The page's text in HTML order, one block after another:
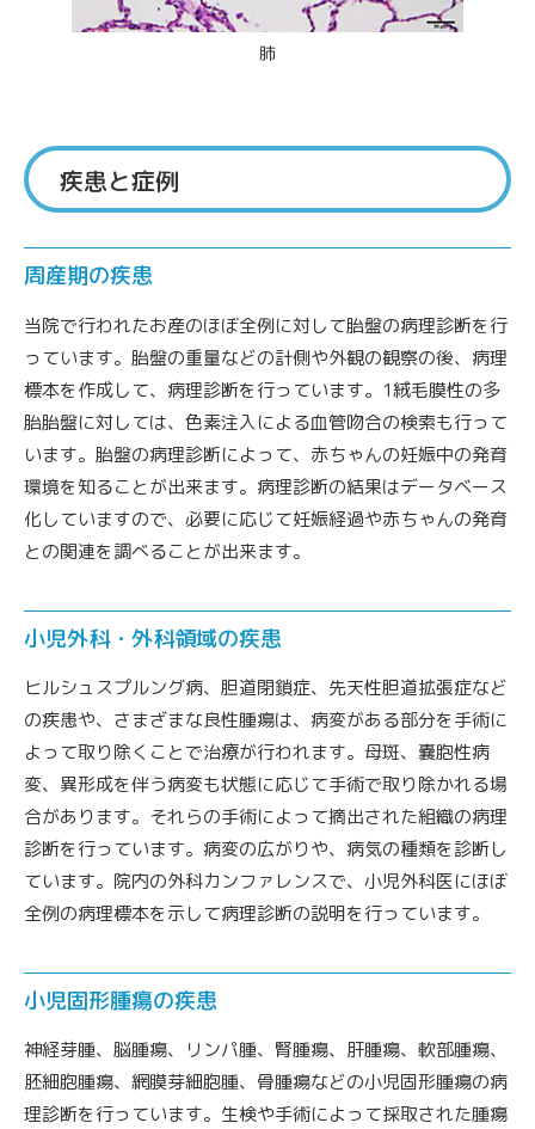
肺
疾患と症例
周産期の疾患
当院で行われたお産のほぼ全例に対して胎盤の病理診断を行
っています。胎盤の重量などの計側や外観の観察の後、病理
標本を作成して、病理診断を行っています。1絨毛膜性の多
胎胎盤に対しては、色素注入による血管吻合の検索も行って
います。胎盤の病理診断によって、赤ちゃんの妊娠中の発育
環境を知ることが出来ます。病理診断の結果はデータベース
化していますので、必要に応じて妊娠経過や赤ちゃんの発育
との関連を調べることが出来ます。
小児外科・外科領域の疾患
ヒルシュスプルング病、胆道閉鎖症、先天性胆道拡張症など
の疾患や、さまざまな良性腫瘍は、病変がある部分を手術に
よって取り除くことで治療が行われます。母斑、嚢胞性病
変、異形成を伴う病変も状態に応じて手術で取り除かれる場
合があります。それらの手術によって摘出された組織の病理
診断を行っています。病変の広がりや、病気の種類を診断し
ています。院内の外科カンファレンスで、小児外科医にほぼ
全例の病理標本を示して病理診断の説明を行っています。
小児固形腫瘍の疾患
神経芽腫、脳腫瘍、リンパ腫、腎腫瘍、肝腫瘍、軟部腫瘍、
胚細胞腫瘍、網膜芽細胞腫、骨腫瘍などの小児固形腫瘍の病
理診断を行っています。生検や手術によって採取された腫瘍